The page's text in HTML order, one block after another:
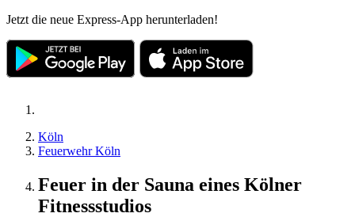
Jetzt die neue Express-App herunterladen!
Köln
Feuerwehr Köln
Feuer in der Sauna eines Kölner
Fitnessstudios